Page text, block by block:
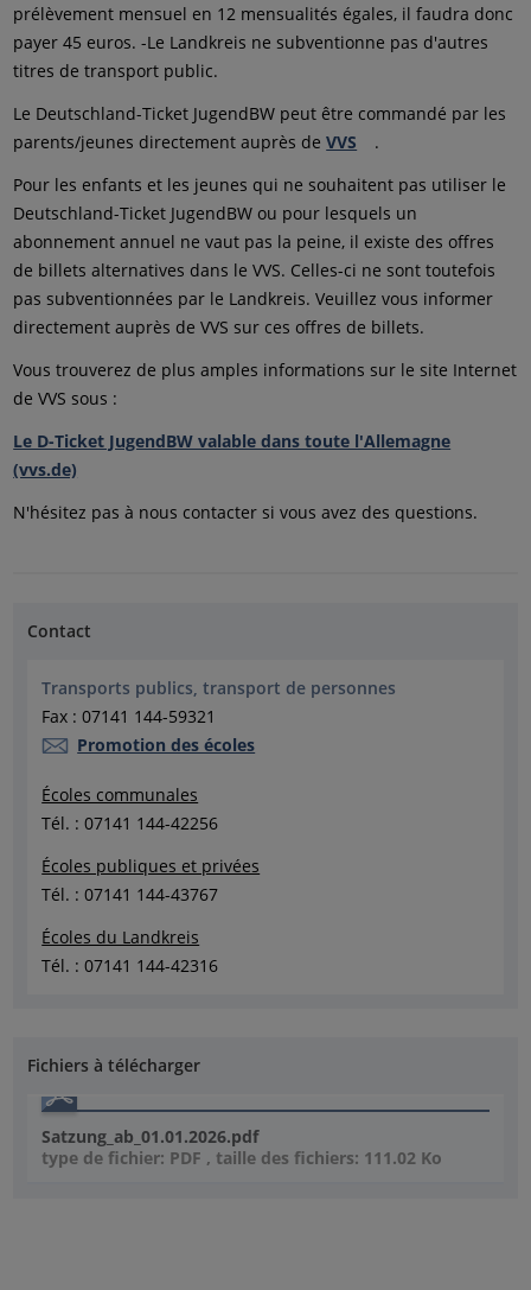
prélèvement mensuel en 12 mensualités égales, il faudra donc
payer 45 euros. -Le Landkreis ne subventionne pas d'autres
titres de transport public.
Le Deutschland-Ticket JugendBW peut être commandé par les
parents/jeunes directement auprès deVVS
.
Pour les enfants et les jeunes qui ne souhaitent pas utiliser le
Deutschland-Ticket JugendBW ou pour lesquels un
abonnement annuel ne vaut pas la peine, il existe des offres
de billets alternatives dans le VVS. Celles-ci ne sont toutefois
pas subventionnées par le Landkreis. Veuillez vous informer
directement auprès de VVS sur ces offres de billets.
Vous trouverez de plus amples informations sur le site Internet
de VVS sous :
Le D-Ticket JugendBW valable dans toute l'Allemagne
(vvs.de)
N'hésitez pas à nous contacter si vous avez des questions.
Contact
Transports publics, transport de personnes
Fax : 07141 144-59321
Promotion des écoles
Écoles communales
Tél. : 07141 144-42256
Écoles publiques et privées
Tél. : 07141 144-43767
Écoles du Landkreis
Tél. : 07141 144-42316
Fichiers à télécharger
Satzung_ab_01.01.2026.pdf
type de fichier: PDF , taille des fichiers: 111.02 Ko